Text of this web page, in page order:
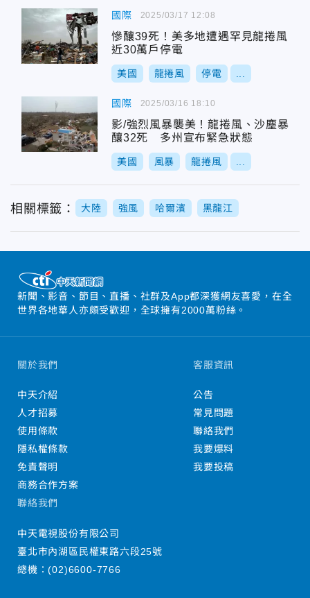
國際
慘釀39死！美多地遭遇罕見龍捲風
近30萬戶停電
美國 龍捲風 停電
2025/03/17 12:08
國際
影/強烈風暴襲美！龍捲風、沙塵暴
釀32死 多州宣布緊急狀態
美國 風暴 龍捲風
2025/03/16 18:10
相關標籤： 大陸 強風 哈爾濱 黑龍江
新聞、影音、節目、直播、社群及App都深獲網友喜愛，在全
世界各地華人亦頗受歡迎，全球擁有2000萬粉絲。
關於我們
中天介紹
人才招募
使用條款
隱私權條款
免責聲明
商務合作方案
客服資訊
公告
常見問題
聯絡我們
我要爆料
我要投稿
聯絡我們
中天電視股份有限公司
臺北市內湖區民權東路六段25號
總機：(02)6600-7766